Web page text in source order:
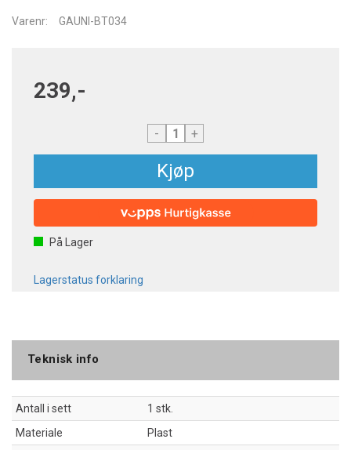
Varenr: GAUNI-BT034
239,-
- +
Kjøp
På Lager
Lagerstatus forklaring
Teknisk info
Antall i sett
1 stk.
Materiale
Plast